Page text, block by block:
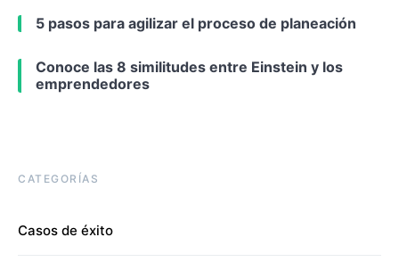
5 pasos para agilizar el proceso de planeación
Conoce las 8 similitudes entre Einstein y los
emprendedores
CATEGORÍAS
Casos de éxito